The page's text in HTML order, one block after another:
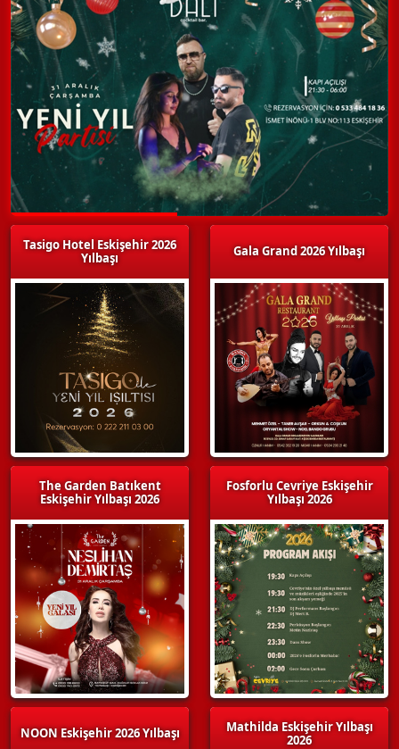
Tasigo Hotel Eskişehir 2026
Yılbaşı
The Garden Batıkent
Eskişehir Yılbaşı 2026
NOON Eskişehir 2026 Yılbaşı
Gala Grand 2026 Yılbaşı
Fosforlu Cevriye Eskişehir
Yılbaşı 2026
Mathilda Eskişehir Yılbaşı
2026